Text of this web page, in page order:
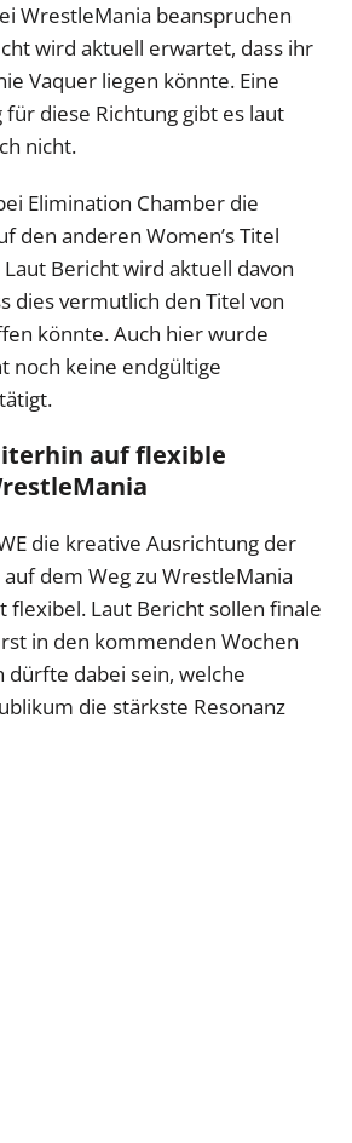
WrestleMania beanspruchen
wird aktuell erwartet, dass ihr
Vaquer liegen könnte. Eine
diese Richtung gibt es laut
nicht.
Elimination Chamber die
den anderen Women’s Titel
Bericht wird aktuell davon
dies vermutlich den Titel von
könnte. Auch hier wurde
noch keine endgültige
auf flexible
die kreative Ausrichtung der
auf dem Weg zu WrestleMania
flexibel. Laut Bericht sollen finale
in den kommenden Wochen
dürfte dabei sein, welche
die stärkste Resonanz